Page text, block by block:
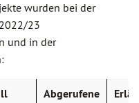
wurden bei der
23
und in der
Abgerufene Erlä